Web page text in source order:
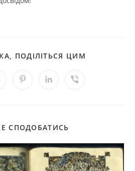
ПОДІЛІТЬСЯ ЦИМ
СПОДОБАТИСЬ